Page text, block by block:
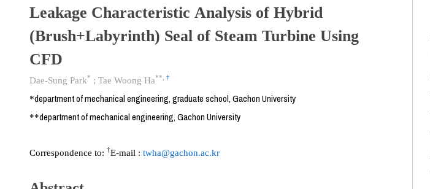
Leakage Characteristic Analysis of Hybrid
(Brush+Labyrinth) Seal of Steam Turbine Using
CFD
Dae-Sung Park* ; Tae Woong Ha** †
*department of mechanical engineering, graduate school, Gachon University
**department of mechanical engineering, Gachon University
Correspondence to: †E-mail : twha@gachon.ac.kr